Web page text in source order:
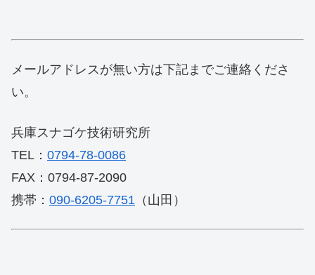
メールアドレスが無い方は下記までご連絡くださ
い。
兵庫スナゴケ技術研究所
TEL： 0794-78-0086
FAX：0794-87-2090
携帯： 090-6205-7751 （山田）